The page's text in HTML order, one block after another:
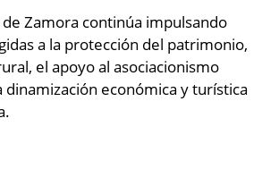
Zamora continúa impulsando
a la protección del patrimonio,
el apoyo al asociacionismo
dinamización económica y turística